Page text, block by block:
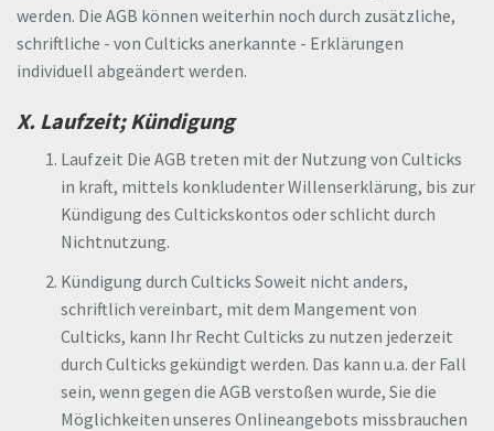
werden. Die AGB können weiterhin noch durch zusätzliche,
schriftliche - von Culticks anerkannte - Erklärungen
individuell abgeändert werden.
X. Laufzeit; Kündigung
Laufzeit Die AGB treten mit der Nutzung von Culticks
in kraft, mittels konkludenter Willenserklärung, bis zur
Kündigung des Cultickskontos oder schlicht durch
Nichtnutzung.
Kündigung durch Culticks Soweit nicht anders,
schriftlich vereinbart, mit dem Mangement von
Culticks, kann Ihr Recht Culticks zu nutzen jederzeit
durch Culticks gekündigt werden. Das kann u.a. der Fall
sein, wenn gegen die AGB verstoßen wurde, Sie die
Möglichkeiten unseres Onlineangebots missbrauchen